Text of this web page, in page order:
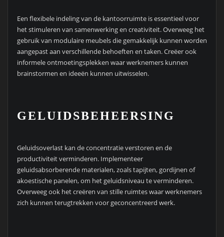
Een flexibele indeling van de kantoorruimte is essentieel voor
het stimuleren van samenwerking en creativiteit. Overweeg het
gebruik van modulaire meubels die gemakkelijk kunnen worden
aangepast aan verschillende behoeften en taken. Creëer ook
informele ontmoetingsplekken waar werknemers kunnen
brainstormen en ideeën kunnen uitwisselen.
GELUIDSBEHEERSING
Geluidsoverlast kan de concentratie verstoren en de
productiviteit verminderen. Implementeer
geluidsabsorberende materialen, zoals tapijten, gordijnen of
akoestische panelen, om het geluidsniveau te verminderen.
Overweeg ook het creëren van stille ruimtes waar werknemers
zich kunnen terugtrekken voor geconcentreerd werk.